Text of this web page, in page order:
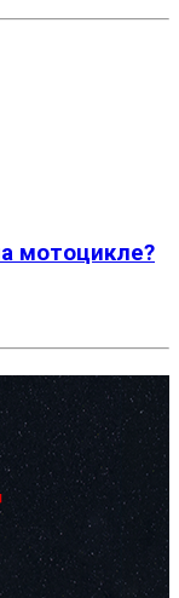
мотоцикле?